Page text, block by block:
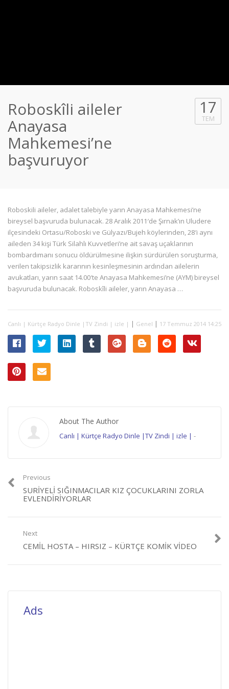
Roboskîli aileler
Anayasa
Mahkemesi’ne
başvuruyor
17
TEM
Roboskili aileler, adalet talebiyle yarın Anayasa Mahkemesi’ne
bireysel başvuruda bulunacak. 28 Aralık 2011′de Şırnak’ın Uludere
ilçesindeki Ortasu/Roboski ve Gülyazı/Bujeh köylerinden, 28′i aynı
aileden 34 kişi Türk Silahlı Kuvvetleri’ne ait savaş uçaklarının
bombardımanı sonucu öldürülmesine ilişkin sürdürülen soruşturma,
verilen takipsizlik kararının kesinleşmesinin ardından ailelerin
avukatları, yarın saat 14.00′te Anayasa Mahkemesi’ne (AYM) bireysel
başvuruda bulunacak. Roboskîli aileler, yarın Anayasa …
Canlı | Kürtçe Radyo Dinle |TV Zindi | izle | | Genel | 17 Temmuz 2014 14:25
About The Author
Canlı | Kürtçe Radyo Dinle |TV Zindi | izle | -
Previous
SURIYELI SIĞINMACILAR KIZ ÇOCUKLARINI ZORLA
EVLENDIRIYORLAR
Next
CEMIL HOSTA – HIRSIZ – KÜRTÇE KOMIK VIDEO
Ads